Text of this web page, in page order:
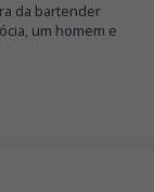
da bartender
um homem e